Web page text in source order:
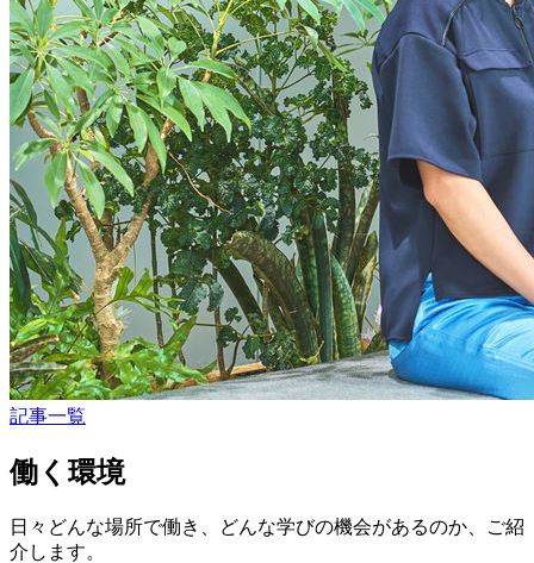
記事一覧
働く環境
日々どんな場所で働き、どんな学びの機会があるのか、ご紹
介します。